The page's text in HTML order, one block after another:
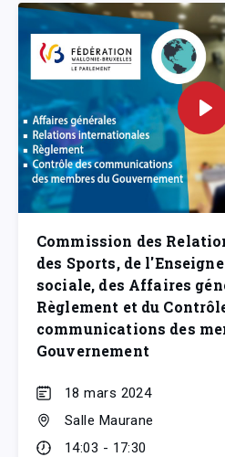
Commission des
des Sports, de
sociale, des Affaires
Règlement et du
communications des
Gouvernement
18 mars 2024
Salle Maurane
14:03 - 17:30